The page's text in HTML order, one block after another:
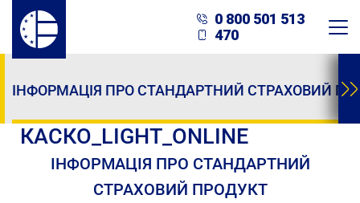
Welcome
One
screen
reader.
0 800 501 513
470
ІНФОРМАЦІЯ ПРО СТАНДАРТНИЙ СТРАХОВИЙ
КАСКО_LIGHT_ONLINE
ІНФОРМАЦІЯ ПРО СТАНДАРТНИЙ
СТРАХОВИЙ ПРОДУКТ